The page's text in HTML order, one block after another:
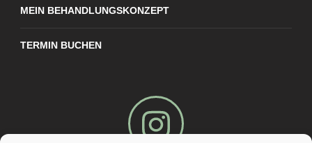
MEIN BEHANDLUNGSKONZEPT
TERMIN BUCHEN